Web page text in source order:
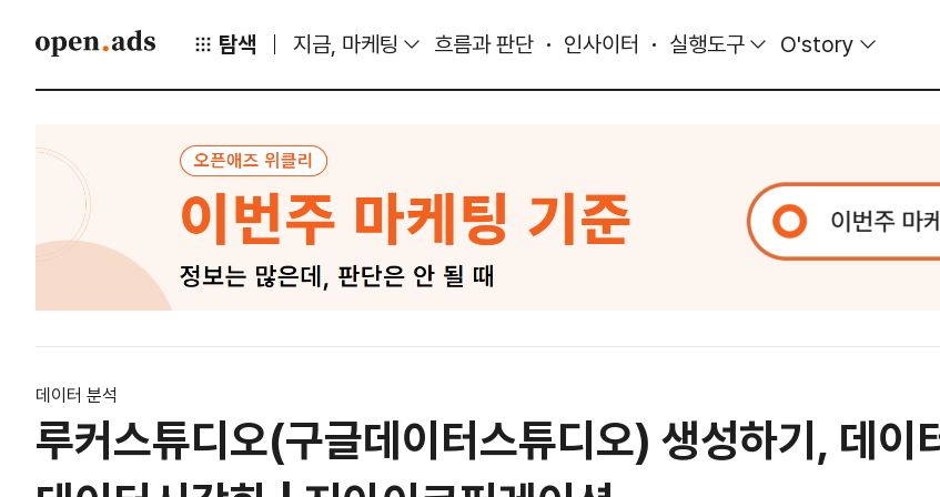
탐색 지금, 마케팅 흐름과 판단 인사이터 실행도구 O'story
데이터 분석
루커스튜디오(구글데이터스튜디오) 생성하기, 데이